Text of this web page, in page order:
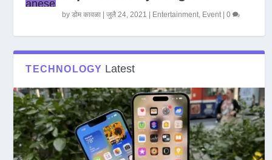
byडोम कावळा |जुलै 24, 2021 Entertainment, Event|0
TECHNOLOGY Latest